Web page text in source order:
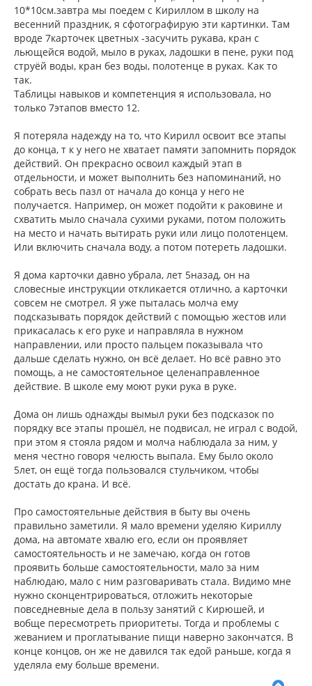
у
е
10*10см.завтра мы поедем с Кириллом в школу на
весенний праздник, я сфотографирую эти картинки. Там
вроде 7карточек цветных -засучить рукава, кран с
льющейся водой, мыло в руках, ладошки в пене, руки под
струёй воды, кран без воды, полотенце в руках. Как то
так.
Таблицы навыков и компетенция я использовала, но
только 7этапов вместо 12.
Я потеряла надежду на то, что Кирилл освоит все этапы
до конца, т к у него не хватает памяти запомнить порядок
действий. Он прекрасно освоил каждый этап в
отдельности, и может выполнить без напоминаний, но
собрать весь пазл от начала до конца у него не
получается. Например, он может подойти к раковине и
схватить мыло сначала сухими руками, потом положить
на место и начать вытирать руки или лицо полотенцем.
Или включить сначала воду, а потом потереть ладошки.
Я дома карточки давно убрала, лет 5назад, он на
словесные инструкции откликается отлично, а карточки
совсем не смотрел. Я уже пыталась молча ему
подсказывать порядок действий с помощью жестов или
прикасалась к его руке и направляла в нужном
направлении, или просто пальцем показывала что
дальше сделать нужно, он всё делает. Но всё равно это
помощь, а не самостоятельное целенаправленное
действие. В школе ему моют руки рука в руке.
Дома он лишь однажды вымыл руки без подсказок по
порядку все этапы прошёл, не подвисал, не играл с водой,
при этом я стояла рядом и молча наблюдала за ним, у
меня честно говоря челюсть выпала. Ему было около
5лет, он ещё тогда пользовался стульчиком, чтобы
достать до крана. И всё.
Про самостоятельные действия в быту вы очень
правильно заметили. Я мало времени уделяю Кириллу
дома, на автомате хвалю его, если он проявляет
самостоятельность и не замечаю, когда он готов
проявить больше самостоятельности, мало за ним
наблюдаю, мало с ним разговаривать стала. Видимо мне
нужно сконцентрироваться, отложить некоторые
повседневные дела в пользу занятий с Кирюшей, и
вобще пересмотреть приоритеты. Тогда и проблемы с
жеванием и проглатывание пищи наверно закончатся. В
конце концов, он же не давился так едой раньше, когда я
уделяла ему больше времени.